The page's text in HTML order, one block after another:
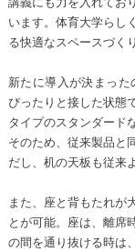
います。体育大学らし
る快適なスペースづく
新たに導入が決まった
ぴったりと接した状態
タイプのスタンダード
そのため、従来製品と
だし、机の天板も従来
また、座と背もたれが
とが可能。座は、離席
の間を通り抜ける時は